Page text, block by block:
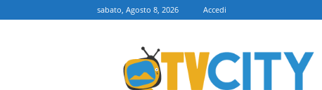
sabato, Agosto 8, 2026 Accedi
TVCITY